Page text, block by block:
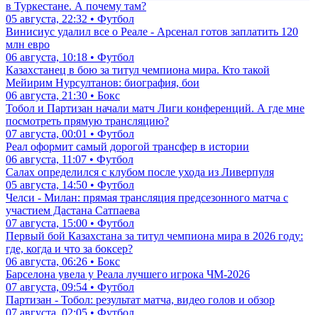
в Туркестане. А почему там?
05 августа, 22:32 • Футбол
Винисиус удалил все о Реале - Арсенал готов заплатить 120
млн евро
06 августа, 10:18 • Футбол
Казахстанец в бою за титул чемпиона мира. Кто такой
Мейирим Нурсултанов: биография, бои
06 августа, 21:30 • Бокс
Тобол и Партизан начали матч Лиги конференций. А где мне
посмотреть прямую трансляцию?
07 августа, 00:01 • Футбол
Реал оформит самый дорогой трансфер в истории
06 августа, 11:07 • Футбол
Салах определился с клубом после ухода из Ливерпуля
05 августа, 14:50 • Футбол
Челси - Милан: прямая трансляция предсезонного матча с
участием Дастана Сатпаева
07 августа, 15:00 • Футбол
Первый бой Казахстана за титул чемпиона мира в 2026 году:
где, когда и что за боксер?
06 августа, 06:26 • Бокс
Барселона увела у Реала лучшего игрока ЧМ-2026
07 августа, 09:54 • Футбол
Партизан - Тобол: результат матча, видео голов и обзор
07 августа, 02:05 • Футбол